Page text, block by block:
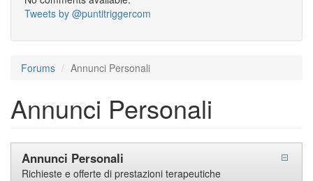
Tweets by @puntitriggercom
Forums Annunci Personali
Annunci Personali
Annunci Personali
Richieste e offerte di prestazioni terapeutiche